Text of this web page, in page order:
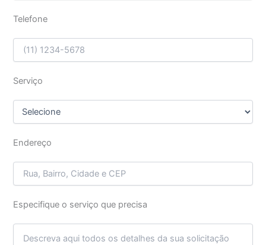
Telefone
Serviço
Endereço
Especifique o serviço que precisa